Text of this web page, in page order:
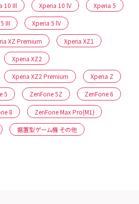
10 IIl Xperia 10 lV Xperia 5
III Xperia 5 lV
XZ Premium Xperia XZ1
Xperia XZ2
Xperia XZ2 Premium Xperia Z
5 ZenFone 5Z ZenFone 6
8 ZenFone Max Pro(M1)
据置型ゲーム機 その他